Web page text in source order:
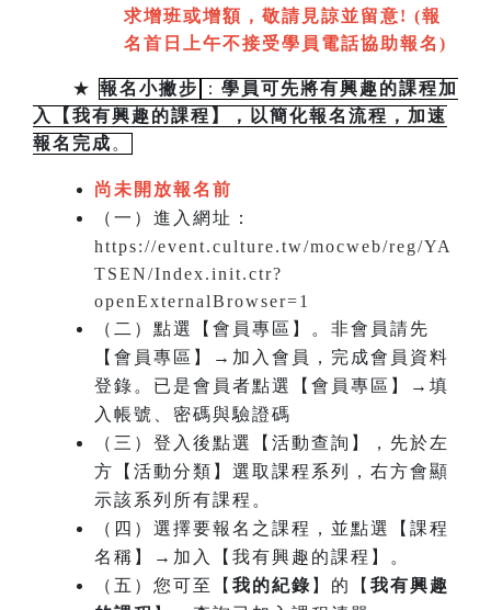
求增班或增額，敬請見諒並留意! (報
名首日上午不接受學員電話協助報名)
★ 報名小撇步 ： 學員可先將有興趣的課程加
入【我有興趣的課程】，以簡化報名流程，加速
報名完成 。
尚未開放報名前
（一）進入網址：
https://event.culture.tw/mocweb/reg/YA
TSEN/Index.init.ctr?
openExternalBrowser=1
（二）點選【會員專區】。非會員請先
【會員專區】→加入會員，完成會員資料
登錄。已是會員者點選【會員專區】→填
入帳號、密碼與驗證碼
（三）登入後點選【活動查詢】，先於左
方【活動分類】選取課程系列，右方會顯
示該系列所有課程。
（四）選擇要報名之課程，並點選【課程
名稱】→加入【我有興趣的課程】。
（五）您可至【 我的紀錄 】的【 我有興趣